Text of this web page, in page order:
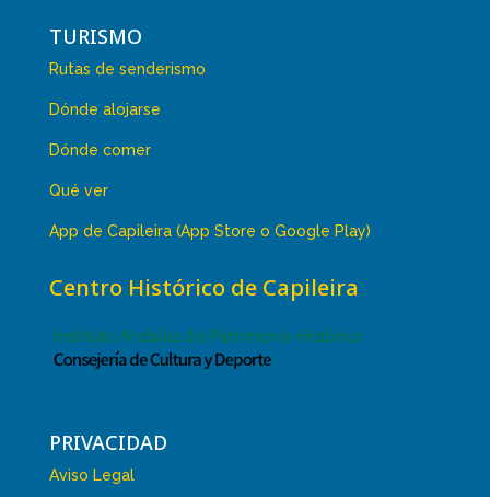
TURISMO
Rutas de senderismo
Dónde alojarse
Dónde comer
Qué ver
App de Capileira (App Store o Google Play)
Centro Histórico de Capileira
PRIVACIDAD
Aviso Legal